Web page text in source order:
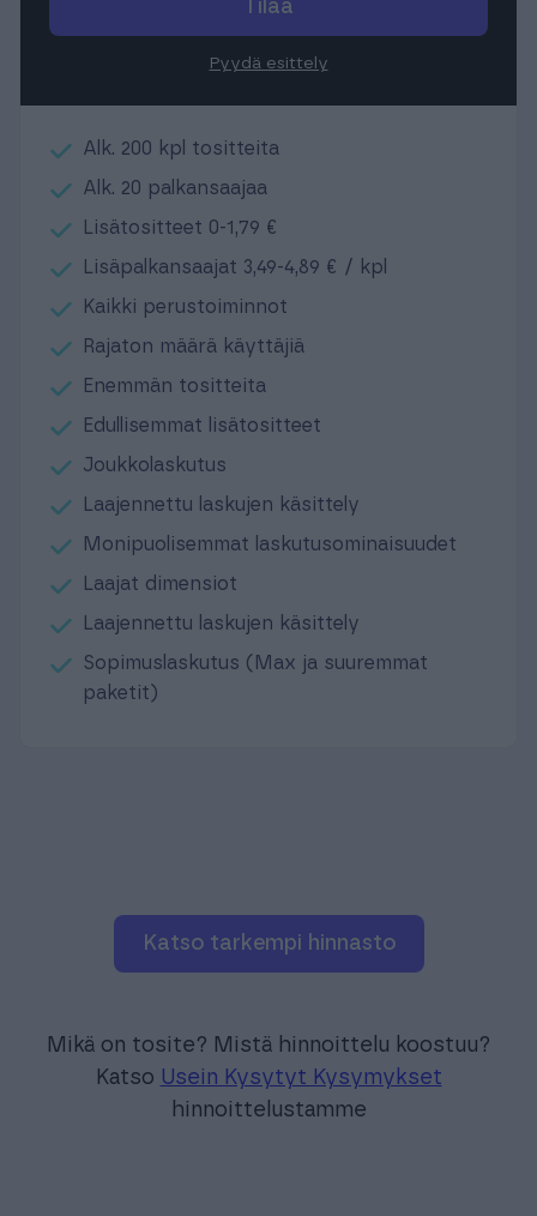
Tilaa
Pyydä esittely
Alk. 200 kpl tositteita
Alk. 20 palkansaajaa
Lisätositteet 0-1,79 €
Lisäpalkansaajat 3,49-4,89 € / kpl
Kaikki perustoiminnot
Rajaton määrä käyttäjiä
Enemmän tositteita
Edullisemmat lisätositteet
Joukkolaskutus
Laajennettu laskujen käsittely
Monipuolisemmat laskutusominaisuudet
Laajat dimensiot
Laajennettu laskujen käsittely
Sopimuslaskutus (Max ja suuremmat
paketit)
Katso tarkempi hinnasto
Mikä on tosite? Mistä hinnoittelu koostuu?
Katso Usein Kysytyt Kysymykset
hinnoittelustamme